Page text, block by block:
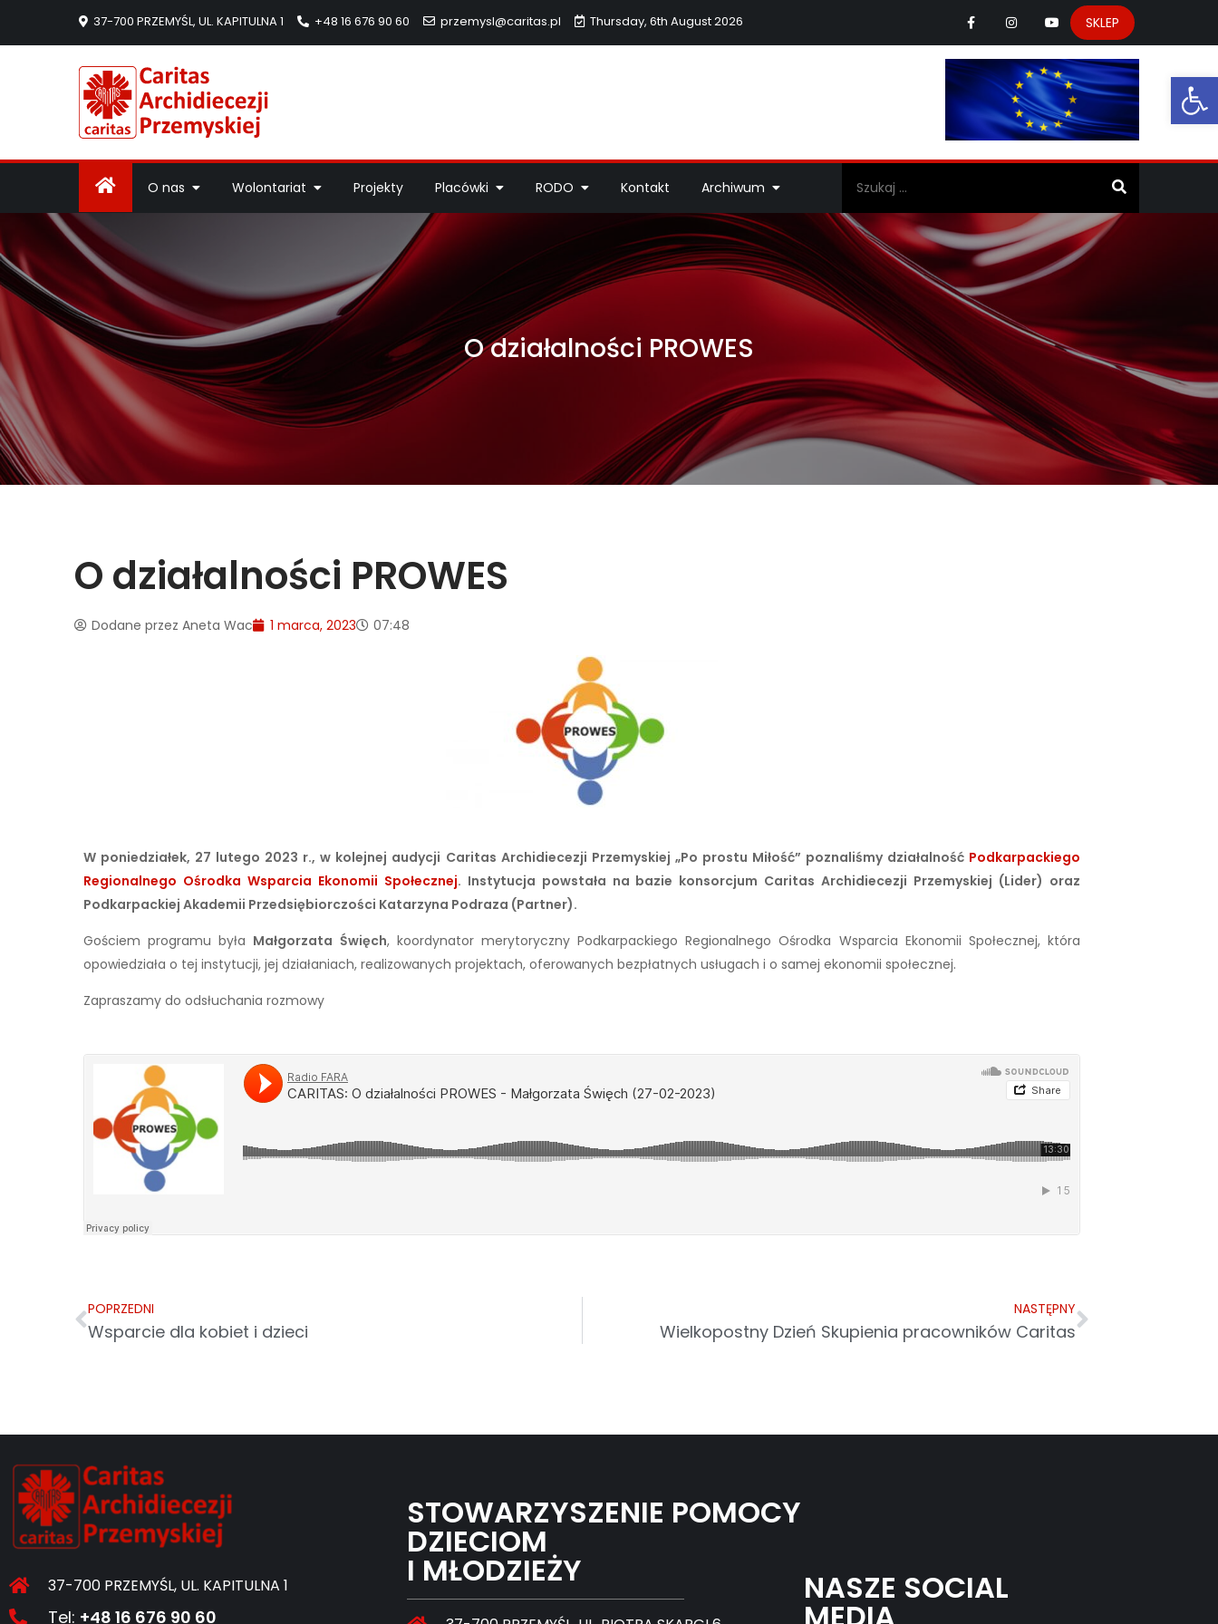
37-700 PRZEMYŚL, UL. KAPITULNA 1 +48 16 676 90 60 przemysl@caritas.pl Thursday, 6th August 2026 SKLEP
O nas Wolontariat Projekty Placówki RODO Kontakt Archiwum
O działalności PROWES
O działalności PROWES
Dodane przez Aneta Wac 1 marca, 2023 07:48
W poniedziałek, 27 lutego 2023 r., w kolejnej audycji Caritas Archidiecezji Przemyskiej „Po prostu Miłość” poznaliśmy działalność Podkarpackiego
Regionalnego Ośrodka Wsparcia Ekonomii Społecznej. Instytucja powstała na bazie konsorcjum Caritas Archidiecezji Przemyskiej (Lider) oraz
Podkarpackiej Akademii Przedsiębiorczości Katarzyna Podraza (Partner).
Gościem programu była Małgorzata Święch, koordynator merytoryczny Podkarpackiego Regionalnego Ośrodka Wsparcia Ekonomii Społecznej, która
opowiedziała o tej instytucji, jej działaniach, realizowanych projektach, oferowanych bezpłatnych usługach i o samej ekonomii społecznej.
Zapraszamy do odsłuchania rozmowy
POPRZEDNI
Wsparcie dla kobiet i dzieci
NASTĘPNY
Wielkopostny Dzień Skupienia pracowników Caritas
37-700 PRZEMYŚL, UL. KAPITULNA 1
Tel: +48 16 676 90 60
STOWARZYSZENIE POMOCY
DZIECIOM
I MŁODZIEŻY NASZE SOCIAL